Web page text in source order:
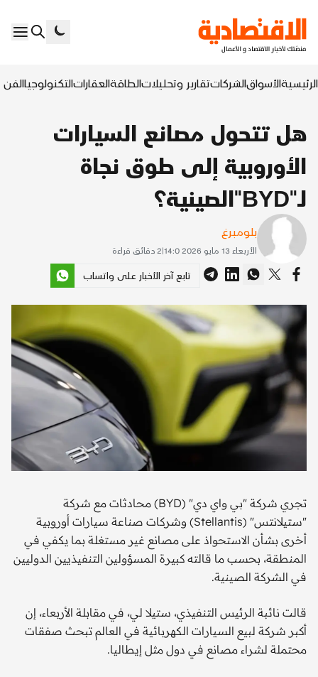
الرئيسيةالأسواقالشركاتتقارير وتحليلاتالطاقةالعقاراتالتكنولوجياالفن
هل تتحول مصانع السيارات
الأوروبية إلى طوق نجاة
لـ"BYD"الصينية؟
بلومبرغ
الأربعاء 13 مايو 2026 14:0 |
2 دقائق قراءة
تابع آخر الأخبار على واتساب
تجري شركة "بي واي دي" (BYD) محادثات مع شركة
"ستيلانتس" (Stellantis) وشركات صناعة سيارات أوروبية
أخرى بشأن الاستحواذ على مصانع غير مستغلة بما يكفي في
المنطقة، بحسب ما قالته كبيرة المسؤولين التنفيذيين الدوليين
في الشركة الصينية.
قالت نائبة الرئيس التنفيذي، ستيلا لي، في مقابلة الأربعاء، إن
أكبر شركة لبيع السيارات الكهربائية في العالم تبحث صفقات
محتملة لشراء مصانع في دول مثل إيطاليا.